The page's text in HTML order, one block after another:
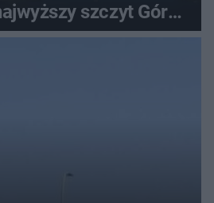
szczyt Gór